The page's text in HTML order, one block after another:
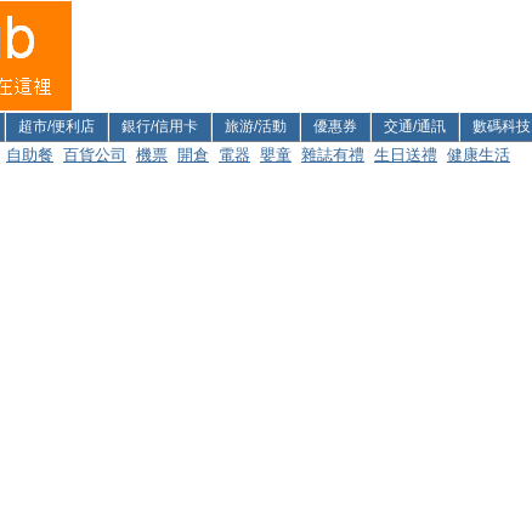
超市/便利店 銀行/信用卡 旅游/活動 優惠券 交通/通訊 數碼科技
自助餐 百貨公司 機票 開倉 電器 嬰童 雜誌有禮 生日送禮 健康生活